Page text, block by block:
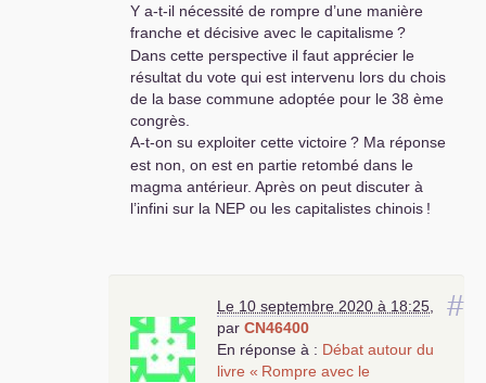
Y a-t-il nécessité de rompre d’une manière
franche et décisive avec le capitalisme?
Dans cette perspective il faut apprécier le
résultat du vote qui est intervenu lors du chois
de la base commune adoptée pour le 38 ème
congrès.
A-t-on su exploiter cette victoire? Ma réponse
est non, on est en partie retombé dans le
magma antérieur. Après on peut discuter à
l’infini sur la NEP ou les capitalistes chinois !
#
Le 10 septembre 2020 à 18:25,
par CN46400
En réponse à : Débat autour du
livre « Rompre avec le